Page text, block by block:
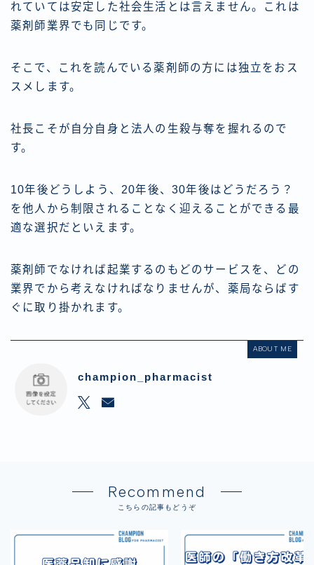
れていては安定した社会生活とは言えません。これは
薬剤師業界でも同じです。
そこで、これを読んでいる薬剤師の方には独立をおス
スメします。
社長こそが自分自身と法人の生殺与奪を握れるので
す。
10年後どうしよう、20年後、30年後はどうだろう？
を他人から制限されることなく迎えることができる最
適な選択だといえます。
薬剤師でなければ起業するのもどのサービスを、どの
業界でから考えなければなりませんが、薬局ならばす
ぐに取り掛かれます。
ABOUT ME
champion_pharmacist
Recommend
こちらの記事もどうぞ